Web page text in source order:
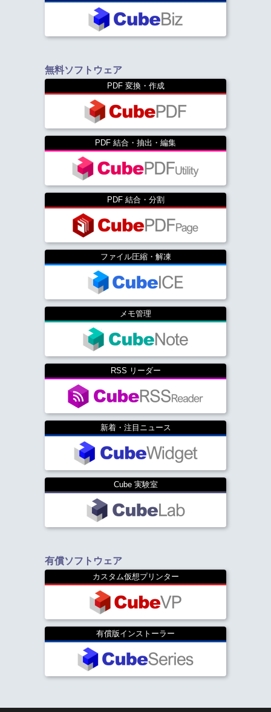
無料ソフトウェア
PDF 変換・作成
PDF 結合・抽出・編集
PDF 結合・分割
ファイル圧縮・解凍
メモ管理
RSS リーダー
新着・注目ニュース
Cube 実験室
有償ソフトウェア
カスタム仮想プリンター
有償版インストーラー